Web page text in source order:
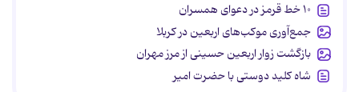
۱۰ خط قرمز در دعوای همسران
جمع‌آوری موکب‌های اربعین در کربلا
بازگشت زوار اربعین حسینی از مرز مهران
شاه کلید دوستی با حضرت امیر